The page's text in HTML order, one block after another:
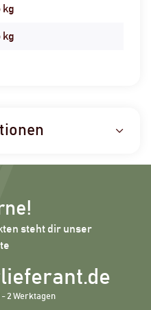
kg
kg
steht dir unser
2 Werktagen